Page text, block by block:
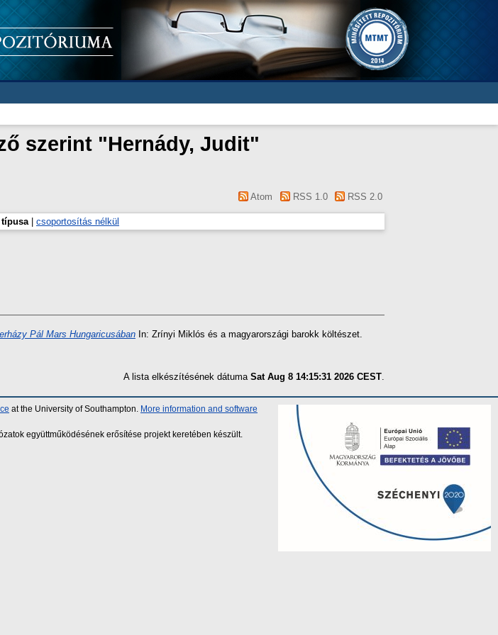
szerint "Hernády, Judit"
Atom RSS 1.0 RSS 2.0
típusa| csoportosítás nélkül
Pál Mars Hungaricusában In: Zrínyi Miklós és a magyarországi barokk költészet.
A lista elkészítésének dátuma Sat Aug 8 14:15:31 2026 CEST.
at the University of Southampton.
More information and software
együttműködésének erősítése projekt keretében készült.